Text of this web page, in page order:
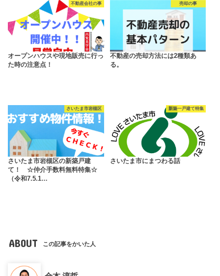
不動産会社の事
オープンハウスや現地販売に行っ
た時の注意点！
売却の事
不動産の売却方法には2種類あ
る。
さいたま市岩槻区
さいたま市岩槻区の新築戸建
て！ ☆仲介手数料無料特集☆
（令和7.5.1…
新築一戸建て特集
さいたま市にまつわる話
ABOUT この記事をかいた人